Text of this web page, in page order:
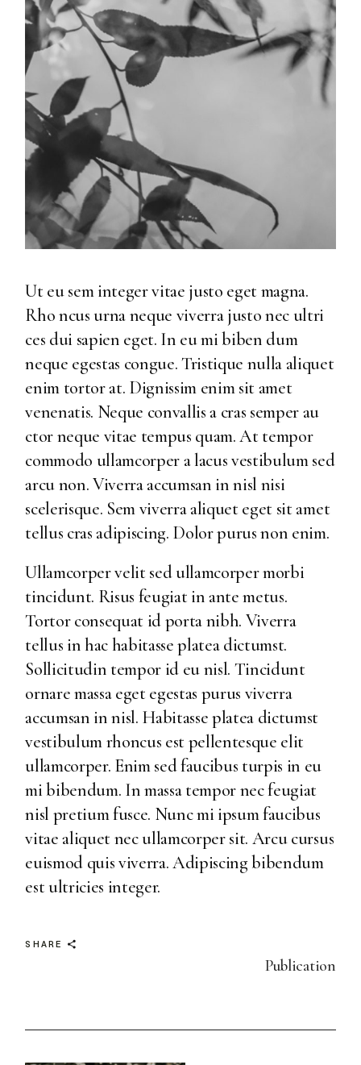
Ut eu sem integer vitae justo eget magna.
Rho ncus urna neque viverra justo nec ultri
ces dui sapien eget. In eu mi biben dum
neque egestas congue. Tristique nulla aliquet
enim tortor at. Dignissim enim sit amet
venenatis. Neque convallis a cras semper au
ctor neque vitae tempus quam. At tempor
commodo ullamcorper a lacus vestibulum sed
arcu non. Viverra accumsan in nisl nisi
scelerisque. Sem viverra aliquet eget sit amet
tellus cras adipiscing. Dolor purus non enim.
Ullamcorper velit sed ullamcorper morbi
tincidunt. Risus feugiat in ante metus.
Tortor consequat id porta nibh. Viverra
tellus in hac habitasse platea dictumst.
Sollicitudin tempor id eu nisl. Tincidunt
ornare massa eget egestas purus viverra
accumsan in nisl. Habitasse platea dictumst
vestibulum rhoncus est pellentesque elit
ullamcorper. Enim sed faucibus turpis in eu
mi bibendum. In massa tempor nec feugiat
nisl pretium fusce. Nunc mi ipsum faucibus
vitae aliquet nec ullamcorper sit. Arcu cursus
euismod quis viverra. Adipiscing bibendum
est ultricies integer.
SHARE
Publication